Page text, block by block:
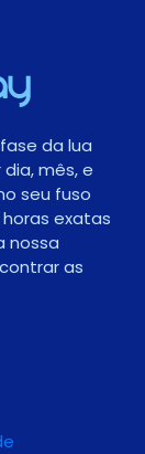
da lua
mês, e
seu fuso
exatas
nossa
as